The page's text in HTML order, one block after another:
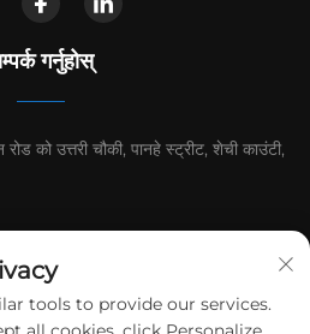
गर्नुहोस्
को उत्तरी चौकी, पानहे स्ट्रीट, शेची काउंटी,
+86-13137795975
tools to provide our services.